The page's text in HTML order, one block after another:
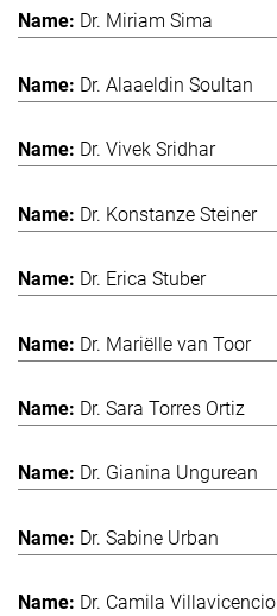
Dr. Miriam Sima
Dr. Alaaeldin Soultan
Dr. Vivek Sridhar
Dr. Konstanze Steiner
Dr. Erica Stuber
Dr. Mariëlle van Toor
Dr. Sara Torres Ortiz
Dr. Gianina Ungurean
Dr. Sabine Urban
Dr. Camila Villavicencio